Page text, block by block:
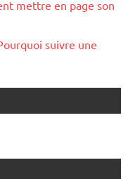
mettre en page son
suivre une